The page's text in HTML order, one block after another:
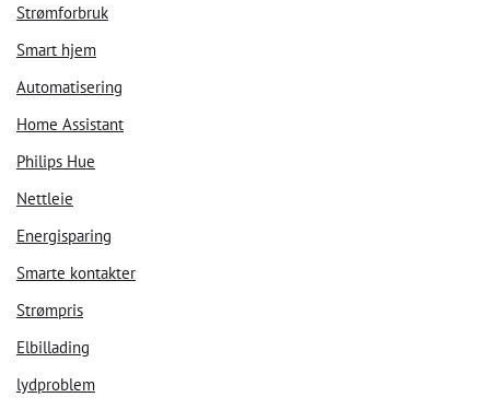
Strømforbruk
Smart hjem
Automatisering
Home Assistant
Philips Hue
Nettleie
Energisparing
Smarte kontakter
Strømpris
Elbillading
lydproblem